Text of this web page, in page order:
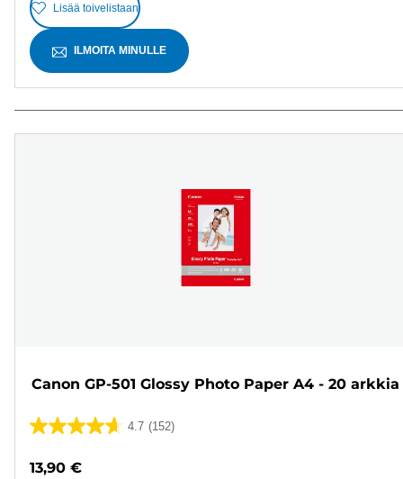
Lisää toivelistaan
ILMOITA MINULLE
Canon GP-501 Glossy Photo Paper A4 - 20 arkkia
4.7 (152)
4.7/5
13,90 €